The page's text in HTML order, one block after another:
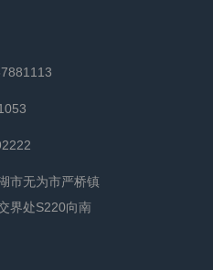
市无为市严桥镇
界处S220向南